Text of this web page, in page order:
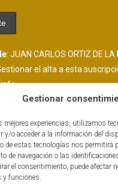
Gestionar
mejores experiencias, utilizamos
y/o acceder a la información del
de estas tecnologías nos permitirá
de navegación o las
el consentimiento, puede afectar
y funciones.
: JUAN CARLOS ORTIZ DE LA
el alta a esta
: Consentimiento del
alojada en EEUU y
+info
derechos que puedes